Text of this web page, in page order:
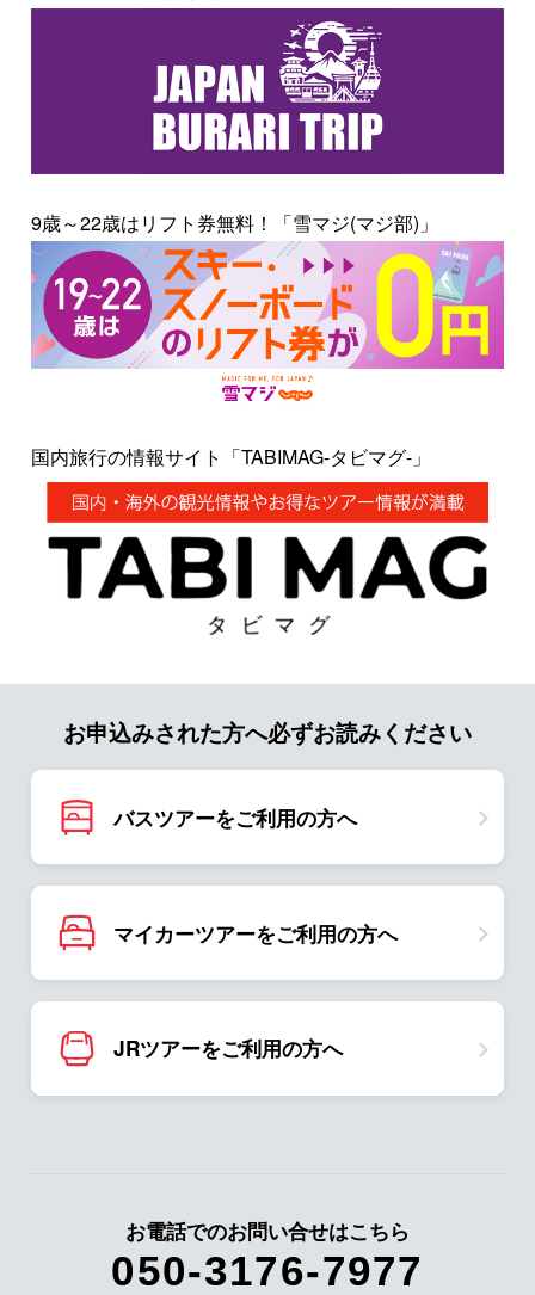
9歳～22歳はリフト券無料！「雪マジ(マジ部)」
国内旅行の情報サイト「TABIMAG-タビマグ-」
お申込みされた方へ必ずお読みください
バスツアーをご利用の方へ
マイカーツアーをご利用の方へ
JRツアーをご利用の方へ
お電話でのお問い合せはこちら
050-3176-7977